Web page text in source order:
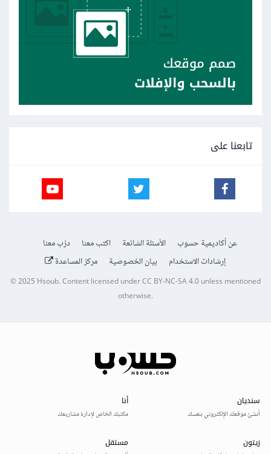
تابعنا على
عن أكاديمية حسوب الأسئلة الشائعة اكتب معنا
درّب معنا
إرشادات الاستخدام
بيان الخصوصية مركز المساعدة
© 2025Hsoub.Content licensed underCC BY-NC-SA 4.0unless mentioned
otherwise.